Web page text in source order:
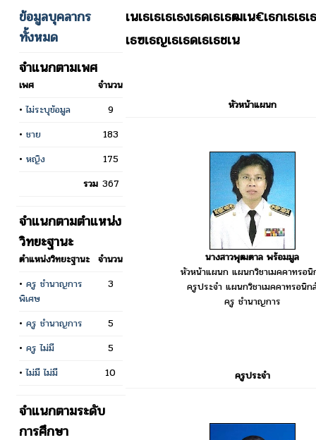
ข้อมูลบุคลากร
ทั้งหมด
จำแนกตามเพศ
เพศ
จำนวน
•ไม่ระบุข้อมูล
9
• ชาย
183
• หญิง
175
รวม 367
จำแนกตามตำแหน่ง
วิทยะฐานะ
ตำแหน่งวิทยะฐานะ จำนวน
• ครู ชำนาญการ
พิเศษ
3
• ครู ชำนาญการ
5
• ครู ไม่มี
5
•ไม่มี ไม่มี 10
จำแนกตามระดับ
การศึกษา
เนเธเธเธเธงเธดเธเธฒเน€เธกเธเธ
เธฃเธญเธเธดเธเธชเน
หัวหน้าแผนก
นางสาวพุฒตาล พร้อมมูล
หัวหน้าแผนก แผนกวิชาเมคคาทรอนิ
ครูประจำ แผนกวิชาเมคคาทรอนิก
ครู ชำนาญการ
ครูประจำ